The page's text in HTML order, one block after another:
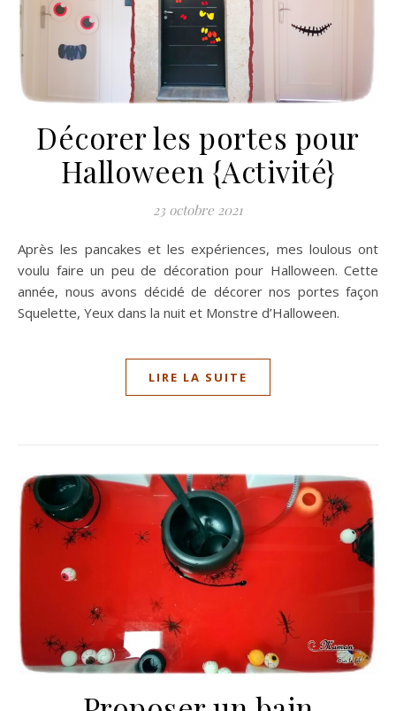
Décorer les portes pour
Halloween {Activité}
23 octobre 2021
Après les pancakes et les expériences, mes loulous ont
voulu faire un peu de décoration pour Halloween. Cette
année, nous avons décidé de décorer nos portes façon
Squelette, Yeux dans la nuit et Monstre d’Halloween.
LIRE LA SUITE